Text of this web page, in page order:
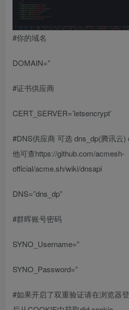
#你的域名
DOMAIN=”
#证书供应商
CERT_SERVER=’letsencrypt’
#DNS供应商 可选 dns_dp(腾讯云
他可查https://github.com/acmesh-
official/acme.sh/wiki/dnsapi
DNS=”dns_dp”
#群晖账号密码
SYNO_Username=”
SYNO_Password=”
#如果开启了双重验证请在浏览器